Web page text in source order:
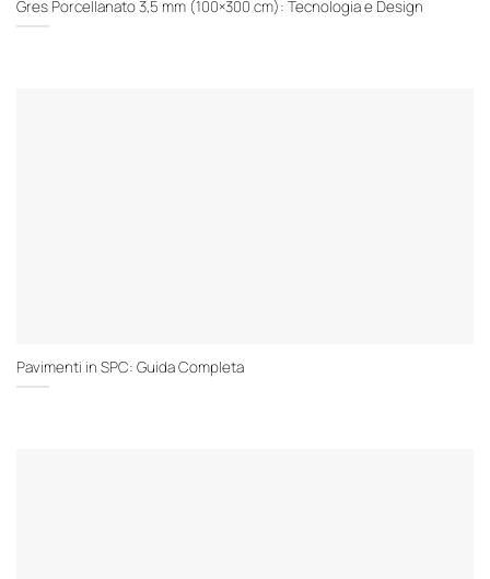
Gres Porcellanato 3,5 mm (100×300 cm): Tecnologia e Design
Pavimenti in SPC: Guida Completa